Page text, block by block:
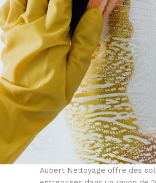
Aubert Nettoyage offre des